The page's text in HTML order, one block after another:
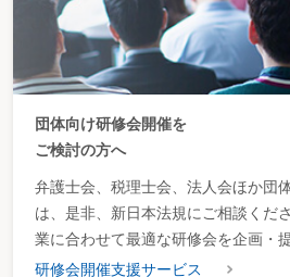
団体向け研修会開催を
ご検討の方へ
弁護士会、税理士会、法人会ほか団
は、是非、新日本法規にご相談くだ
業に合わせて最適な研修会を企画・
研修会開催支援サービス